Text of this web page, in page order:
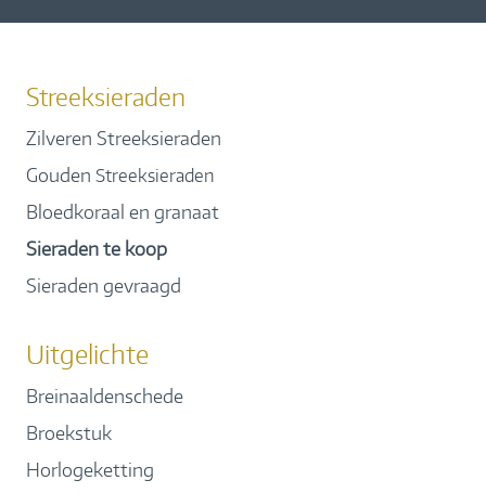
Streeksieraden
Zilveren Streeksieraden
Gouden Streeksieraden
Bloedkoraal en granaat
Sieraden te koop
Sieraden gevraagd
Uitgelichte
Breinaaldenschede
Broekstuk
Horlogeketting